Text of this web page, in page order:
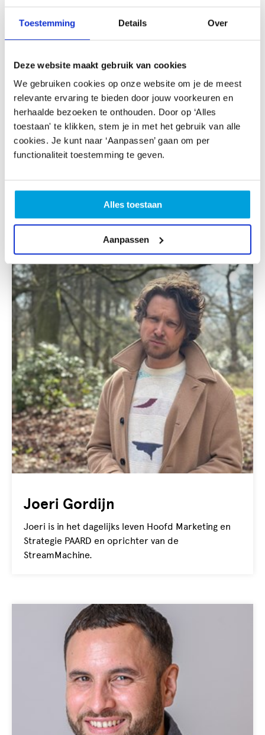
Toestemming Details Over
Deze website maakt gebruik van cookies
We gebruiken cookies op onze website om je de meest
relevante ervaring te bieden door jouw voorkeuren en
herhaalde bezoeken te onthouden. Door op ‘Alles
toestaan' te klikken, stem je in met het gebruik van alle
cookies. Je kunt naar ‘Aanpassen’ gaan om per
functionaliteit toestemming te geven.
Alles toestaan
Aanpassen
Maurice Houdijk
Maurice is in het dagelijks leven projectleider bij
Joeri Gordijn
Joeri is in het dagelijks leven Hoofd Marketing en
Strategie PAARD en oprichter van de
StreamMachine.